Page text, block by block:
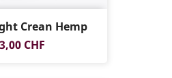
Crean Hemp
CHF